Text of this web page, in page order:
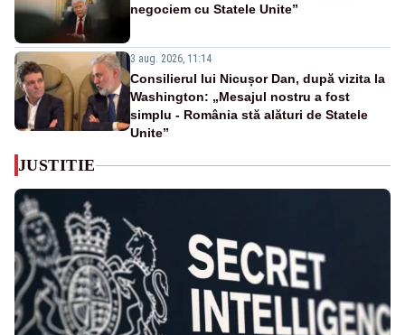
negociem cu Statele Unite”
3 aug. 2026, 11:14
Consilierul lui Nicușor Dan, după vizita la
Washington: „Mesajul nostru a fost
simplu - România stă alături de Statele
Unite”
JUSTITIE